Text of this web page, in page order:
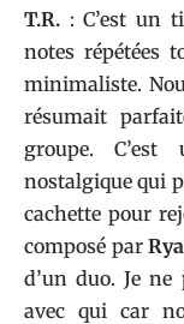
T.R. : C’est un
notes répétées
minimaliste.
résumait
groupe.
nostalgique qui
cachette pour
composé par
d’un duo. Je
avec qui car